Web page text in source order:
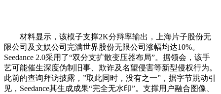
材料显示，该模子支撑2K分辩率输出，上海片子股份无
限公司及文娱公司完满世界股份无限公司涨幅均达10%。
Seedance 2.0采用了“双分支扩散变压器布局”。据领会，该手
艺可能催生深度伪制旧事、欺诈及名望侵害等新型侵权行为。
此前的查询拜访披露，”取此同时，没有之一”，据字节跳动引
见，Seedance其生成成果“完全无水印”。支撑用户融合图像、